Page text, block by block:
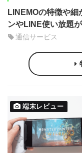
LINEMOの特徴や細
ンやLINE使い放題が
通信サービス
端末レビュー